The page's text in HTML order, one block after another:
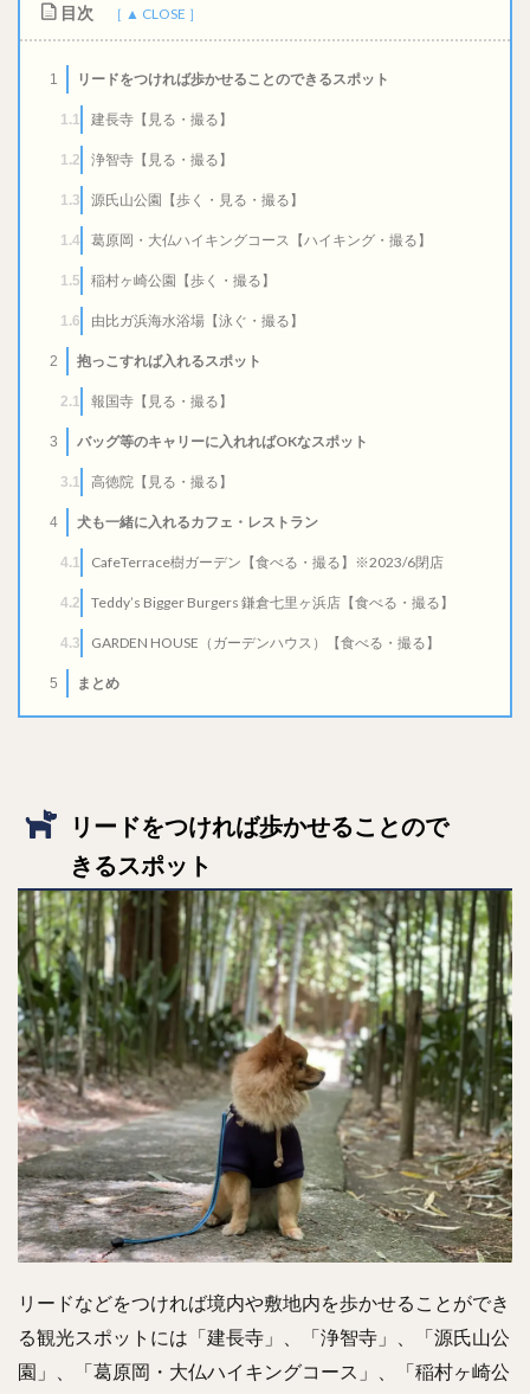
目次
1 リードをつければ歩かせることのできるスポット
1.1 建長寺【見る・撮る】
1.2 浄智寺【見る・撮る】
1.3 源氏山公園【歩く・見る・撮る】
1.4 葛原岡・大仏ハイキングコース【ハイキング・撮る】
1.5 稲村ヶ崎公園【歩く・撮る】
1.6 由比ガ浜海水浴場【泳ぐ・撮る】
2 抱っこすれば入れるスポット
2.1 報国寺【見る・撮る】
3 バッグ等のキャリーに入れればOKなスポット
3.1 高徳院【見る・撮る】
4 犬も一緒に入れるカフェ・レストラン
4.1 CafeTerrace樹ガーデン【食べる・撮る】※2023/6閉店
4.2 Teddy’s Bigger Burgers 鎌倉七里ヶ浜店【食べる・撮る】
4.3 GARDEN HOUSE（ガーデンハウス）【食べる・撮る】
5 まとめ
リードをつければ歩かせることので
きるスポット
リードなどをつければ境内や敷地内を歩かせることができ
る観光スポットには「建長寺」、「浄智寺」、「源氏山公
園」、「葛原岡・大仏ハイキングコース」、「稲村ヶ崎公